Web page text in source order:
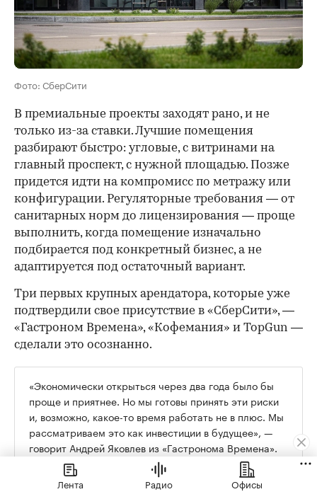
Фото: СберСити
В премиальные проекты заходят рано, и не
только из-за ставки. Лучшие помещения
разбирают быстро: угловые, с витринами на
главный проспект, с нужной площадью. Позже
придется идти на компромисс по метражу или
конфигурации. Регуляторные требования — от
санитарных норм до лицензирования — проще
выполнить, когда помещение изначально
подбирается под конкретный бизнес, а не
адаптируется под остаточный вариант.
Три первых крупных арендатора, которые уже
подтвердили свое присутствие в «СберСити», —
«Гастроном Времена», «Кофемания» и TopGun —
сделали это осознанно.
«Экономически открыться через два года было бы
проще и приятнее. Но мы готовы принять эти риски
и, возможно, какое-то время работать не в плюс. Мы
рассматриваем это как инвестиции в будущее», —
говорит Андрей Яковлев из «Гастронома Времена».
Их формат в «СберСити» кардинально
Лента Радио Офисы